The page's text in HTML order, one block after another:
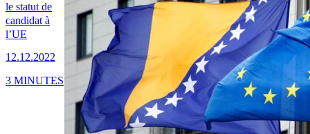
le statut de
candidat à
l’UE
12.12.2022
3 MINUTES